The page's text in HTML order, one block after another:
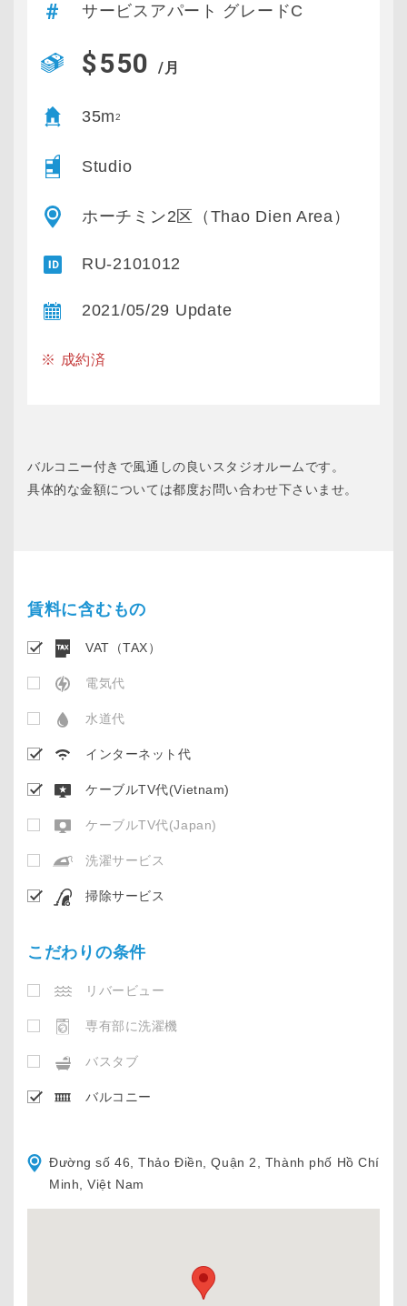
サービスアパート グレードC
$550 /月
35m2
Studio
ホーチミン2区（Thao Dien Area）
RU-2101012
2021/05/29 Update
※ 成約済
バルコニー付きで風通しの良いスタジオルームです。
具体的な金額については都度お問い合わせ下さいませ。
賃料に含むもの
VAT（TAX）
電気代
水道代
インターネット代
ケーブルTV代(Vietnam)
ケーブルTV代(Japan)
洗濯サービス
掃除サービス
こだわりの条件
リバービュー
専有部に洗濯機
バスタブ
バルコニー
Đường số 46, Thảo Điền, Quận 2, Thành phố Hồ Chí
Minh, Việt Nam